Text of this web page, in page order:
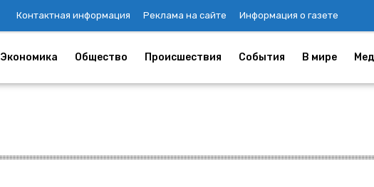
Контактная информация Реклама на сайте Информация о газете
Экономика Общество Происшествия События В мире